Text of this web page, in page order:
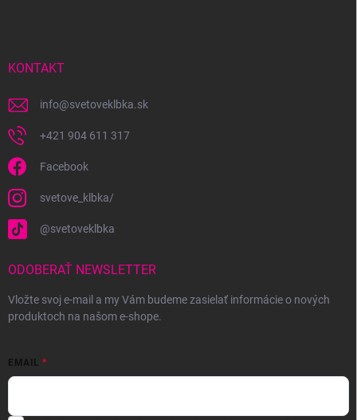
KONTAKT
info@svetoveklbka.sk
+421 904 611 317
Facebook
svetove_klbka/
@svetoveklbka
ODOBERAŤ NEWSLETTER
Vložte svoj e-mail a my Vám budeme zasielať informácie o nových
produktoch na našom e-shope.
EMAIL